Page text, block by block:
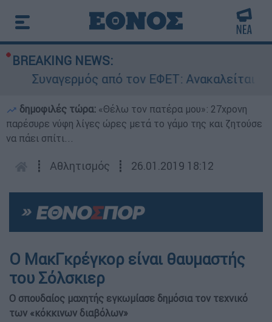
BREAKING NEWS:
Συναγερμός από τον ΕΦΕΤ: Ανακαλείται
δημοφιλές τώρα: «Θέλω τον πατέρα μου»: 27χρονη
παρέσυρε νύφη λίγες ώρες μετά το γάμο της και ζητούσε
να πάει σπίτι...
┋ Αθλητισμός ┋ 26.01.2019 18:12
Ο ΜακΓκρέγκορ είναι θαυμαστής
του Σόλσκιερ
O σπουδαίος μαχητής εγκωμίασε δημόσια τον τεχνικό
των «κόκκινων διαβόλων»